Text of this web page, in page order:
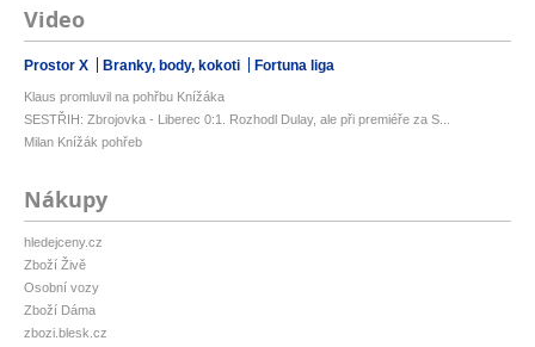
Video
Prostor X Branky, body, kokoti Fortuna liga
Klaus promluvil na pohřbu Knížáka
SESTŘIH: Zbrojovka - Liberec 0:1. Rozhodl Dulay, ale při premiéře za S...
Milan Knížák pohřeb
Nákupy
hledejceny.cz
Zboží Živě
Osobní vozy
Zboží Dáma
zbozi.blesk.cz